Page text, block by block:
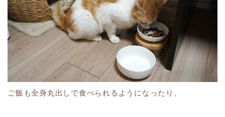
ご飯も全身丸出しで食べられるようになったり、